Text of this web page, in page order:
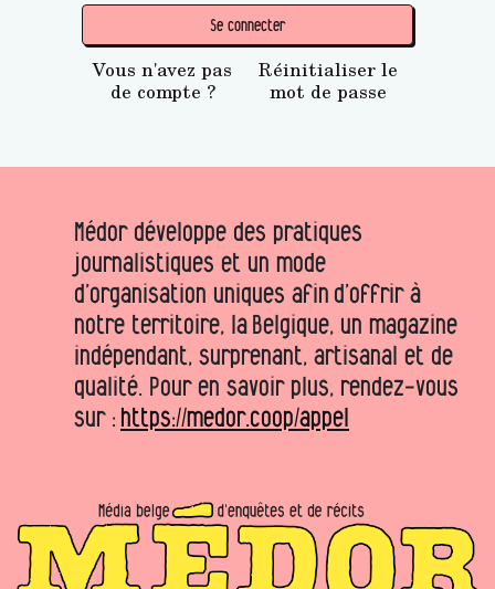
Se connecter
Vous n'avez pas
de compte ?
Réinitialiser le
mot de passe
Médor développe des pratiques
journalistiques et un mode
d’organisation uniques afin d’offrir à
notre territoire, la Belgique, un magazine
indépendant, surprenant, artisanal et de
qualité. Pour en savoir plus, rendez-vous
sur : https://medor.coop/appel